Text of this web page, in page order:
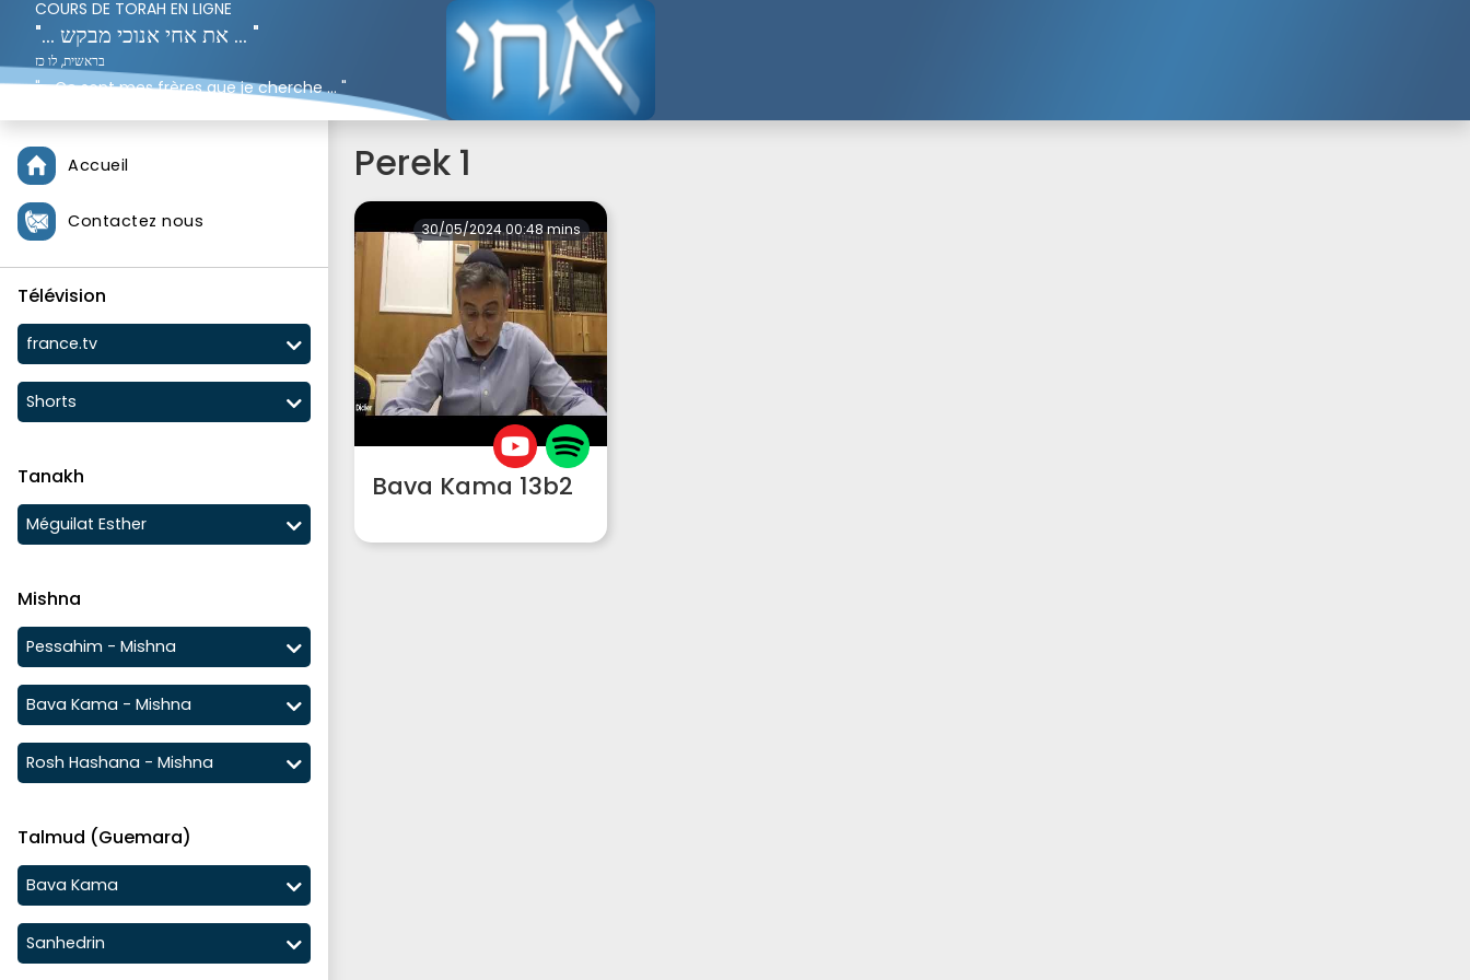
COURS DE TORAH EN LIGNE
"... את אחי אנוכי מבקש ... "
בראשית, לו כז
"... Ce sont mes frères que je cherche ... "
Genèse 37;16
Accueil
Contactez nous
Télévision
france.tv
Shorts
Tanakh
Méguilat Esther
Mishna
Pessahim - Mishna
Bava Kama - Mishna
Rosh Hashana - Mishna
Talmud (Guemara)
Bava Kama
Sanhedrin
Perek 1
30/05/2024 00:48 mins
Bava Kama 13b2